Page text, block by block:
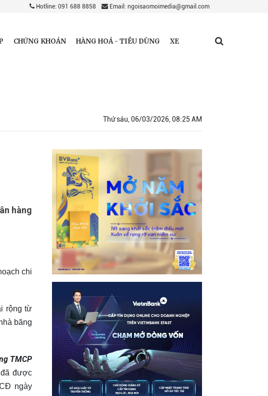
Hotline: 091 688 8858 Email: ngoisaomoimedia@gmail.com
CHỨNG KHOÁN HÀNG HOÁ - TIÊU DÙNG XE
Thứ sáu, 06/03/2026, 08:25 AM
hàng
chi
rộng từ
băng
TMCP
được
ngày